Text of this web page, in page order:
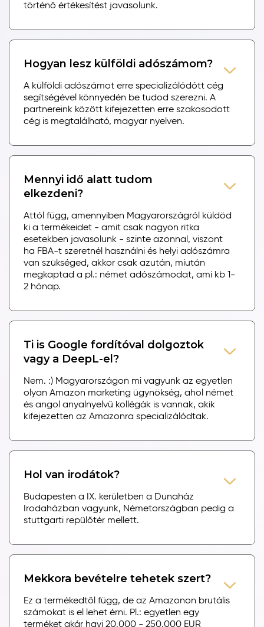
történő értékesítést javasolunk.
Hogyan lesz külföldi adószámom?
A külföldi adószámot erre specializálódótt cég
segítségével könnyedén be tudod szerezni. A
partnereink között kifejezetten erre szakosodott
cég is megtalálható, magyar nyelven.
Mennyi idő alatt tudom
elkezdeni?
Attól függ, amennyiben Magyarországról küldöd
ki a termékeidet - amit csak nagyon ritka
esetekben javasolunk - szinte azonnal, viszont
ha FBA-t szeretnél használni és helyi adószámra
van szükséged, akkor csak azután, miután
megkaptad a pl.: német adószámodat, ami kb 1-
2 hónap.
Ti is Google fordítóval dolgoztok
vagy a DeepL-el?
Nem. :) Magyarországon mi vagyunk az egyetlen
olyan Amazon marketing ügynökség, ahol német
és angol anyalnyelvű kollégák is vannak, akik
kifejezetten az Amazonra specializálódtak.
Hol van irodátok?
Budapesten a IX. kerületben a Dunaház
Irodaházban vagyunk, Németországban pedig a
stuttgarti repülőtér mellett.
Mekkora bevételre tehetek szert?
Ez a termékedtől függ, de az Amazonon brutális
számokat is el lehet érni. Pl.: egyetlen egy
terméket akár havi 20.000 - 250.000 EUR